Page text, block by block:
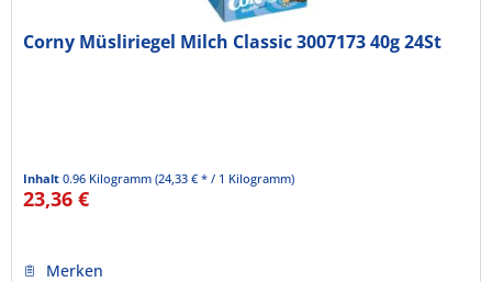
Corny Müsliriegel Milch Classic 3007173 40g 24St
Inhalt0.96 Kilogramm(24,33 € * / 1 Kilogramm)
23,36 €
Merken